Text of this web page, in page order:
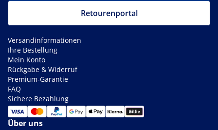
Retourenportal
Versandinformationen
Ihre Bestellung
Mein Konto
Rückgabe & Widerruf
Premium-Garantie
FAQ
Sichere Bezahlung
Über uns